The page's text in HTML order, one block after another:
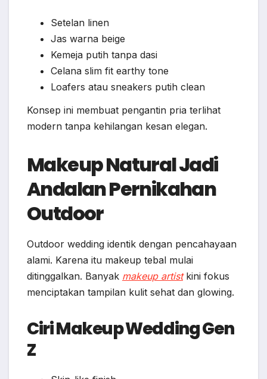
Setelan linen
Jas warna beige
Kemeja putih tanpa dasi
Celana slim fit earthy tone
Loafers atau sneakers putih clean
Konsep ini membuat pengantin pria terlihat
modern tanpa kehilangan kesan elegan.
Makeup Natural Jadi
Andalan Pernikahan
Outdoor
Outdoor wedding identik dengan pencahayaan
alami. Karena itu makeup tebal mulai
ditinggalkan. Banyak makeup artistkini fokus
menciptakan tampilan kulit sehat dan glowing.
Ciri Makeup Wedding Gen
Z